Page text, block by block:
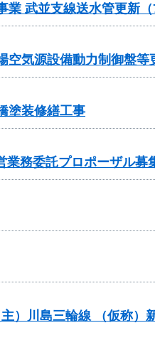
業 武並支線送水管更新
空気源設備動力制御盤等
塗装修繕工事
務委託プロポーザル募
）川島三輪線 （仮称）